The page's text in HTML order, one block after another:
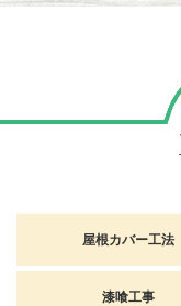
屋根カバー工法
漆喰工事